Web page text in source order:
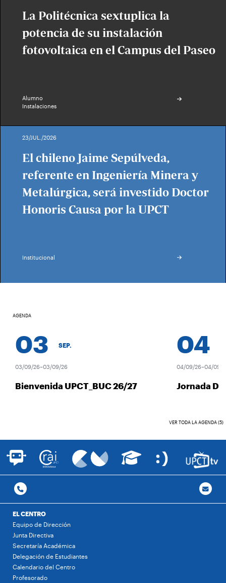
La Politécnica sextuplica la
potencia de su instalación
fotovoltaica en el Campus del Paseo
Alumno
Instalaciones
23/JUL./2026
El chileno Jaime Sepúlveda,
referente en Ingeniería Minera y
Metalúrgica, será investido Doctor
Honoris Causa por la UPCT
Institucional
AGENDA
03 SEP.
03/09/26–03/09/26
Bienvenida UPCT_BUC 26/27
04
04/09/26–04/09/26
Jornada
VER TODA LA AGENDA (5)
EL CENTRO
Equipo de Dirección
Junta Directiva
Secretaría Académica
Delegación de Estudiantes
Calendario del Centro
Profesorado